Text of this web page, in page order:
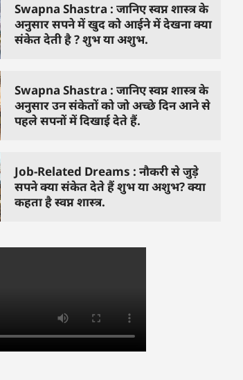
Swapna Shastra : जानिए स्वप्न शास्त्र के
अनुसार सपने में खुद को आईने में देखना क्या
संकेत देती है ? शुभ या अशुभ.
Swapna Shastra : जानिए स्वप्न शास्त्र के
अनुसार उन संकेतों को जो अच्छे दिन आने से
पहले सपनों में दिखाई देते हैं.
Job-Related Dreams : नौकरी से जुड़े
सपने क्या संकेत देते हैं शुभ या अशुभ? क्या
कहता है स्वप्न शास्त्र.